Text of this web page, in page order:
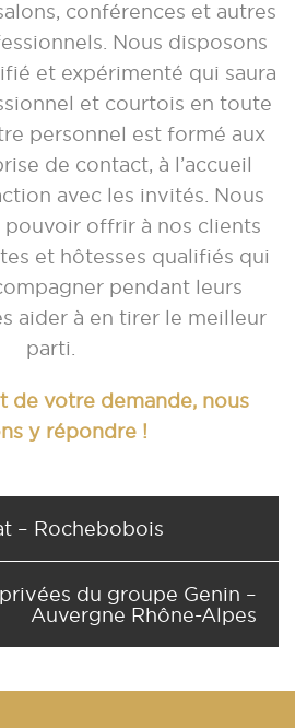
conférences et autres
Nous disposons
et expérimenté qui saura
et courtois en toute
personnel est formé aux
de contact, à l’accueil
avec les invités. Nous
pouvoir offrir à nos clients
et hôtesses qualifiés qui
pendant leurs
aider à en tirer le meilleur
parti.
de votre demande, nous
y répondre !
– Rochebobois
du groupe Genin –
Auvergne Rhône-Alpes